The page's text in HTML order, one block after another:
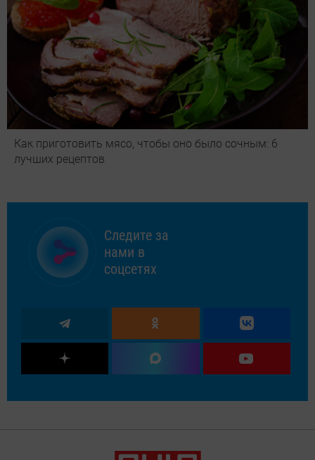
Как приготовить мясо, чтобы оно было сочным: 6
лучших рецептов
Следите за
нами в
соцсетях